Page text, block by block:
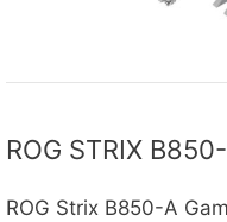
ROG STRIX
ROG Strix B850-A